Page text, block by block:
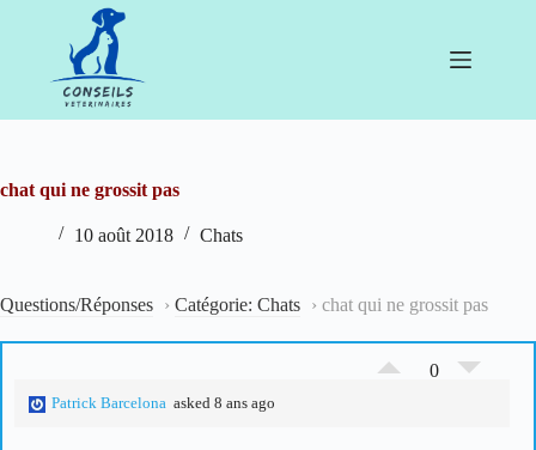
chat qui ne grossit pas
10 août 2018 Chats
Questions/Réponses › Catégorie: Chats › chat qui ne grossit pas
0
Patrick Barcelona asked 8 ans ago